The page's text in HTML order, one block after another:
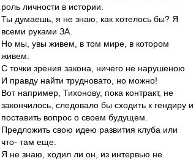
роль личности в истории.
Ты думаешь, я не знаю, как хотелось бы? Я
всеми руками ЗА.
Но мы, увы живем, в том мире, в котором
живем.
С точки зрения закона, ничего не нарушеною
И правду найти трудновато, но можно!
Вот например, Тихонову, пока контракт, не
закончилось, следовало бы сходить к гендиру и
поставить вопрос о своем будущем.
Предложить свою идею развития клуба или
что- там еще.
Я не знаю, ходил ли он, из интервью не